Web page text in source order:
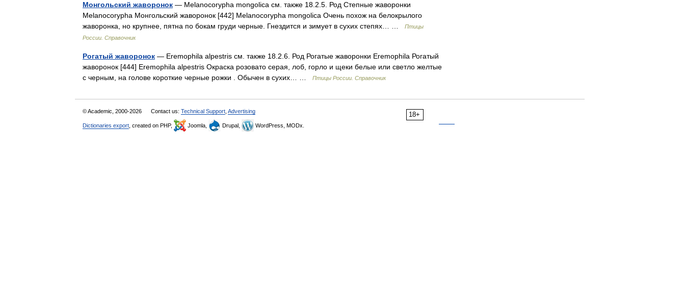
Монгольский жаворонок — Melanocorypha mongolica см. также 18.2.5. Род Степные жаворонки
Melanocorypha Монгольский жаворонок [442] Melanocorypha mongolica Очень похож на белокрылого
жаворонка, но крупнее, пятна по бокам груди черные. Гнездится и зимует в сухих степях… …
Птицы
России. Справочник
Рогатый жаворонок — Eremophila alpestris см. также 18.2.6. Род Рогатые жаворонки Eremophila Рогатый
жаворонок [444] Eremophila alpestris Окраска розовато серая, лоб, горло и щеки белые или светло желтые
с черным, на голове короткие черные рожки . Обычен в сухих… …
Птицы России. Справочник
18+
© Academic, 2000-2026 Contact us: Technical Support Advertising
Dictionaries export , created on PHP, Joomla, Drupal, WordPress, MODx.